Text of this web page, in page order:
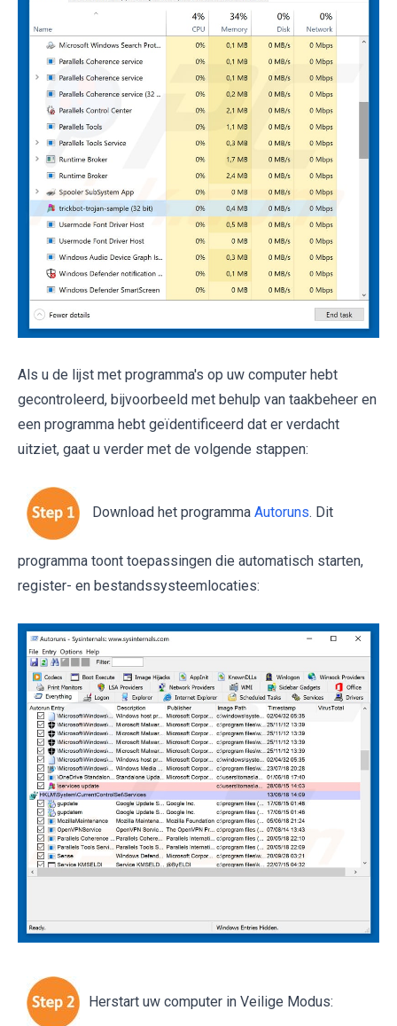
Als u de lijst met programma's op uw computer hebt
gecontroleerd, bijvoorbeeld met behulp van taakbeheer en
een programma hebt geïdentificeerd dat er verdacht
uitziet, gaat u verder met de volgende stappen:
Download het programma Autoruns. Dit
programma toont toepassingen die automatisch starten,
register- en bestandssysteemlocaties:
Herstart uw computer in Veilige Modus: